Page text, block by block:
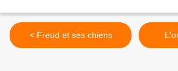
< Freud et ses chiens